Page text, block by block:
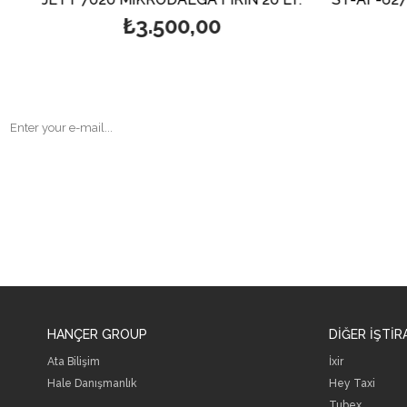
₺3.500,00
HANÇER GROUP
Ata Bilişim
Hale Danışmanlık
DİĞER
İxir
Hey Taxi